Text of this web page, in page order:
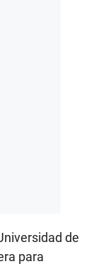
de
para